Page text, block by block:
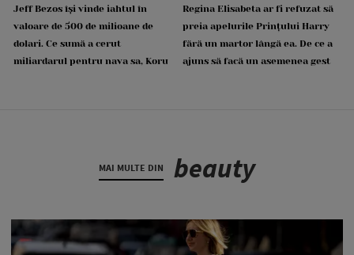
Jeff Bezos își vinde iahtul în
valoare de 500 de milioane de
dolari. Ce sumă a cerut
miliardarul pentru nava sa, Koru
Regina Elisabeta ar fi refuzat să
preia apelurile Prințului Harry
fără un martor lângă ea. De ce a
ajuns să facă un asemenea gest
MAI MULTE DIN beauty